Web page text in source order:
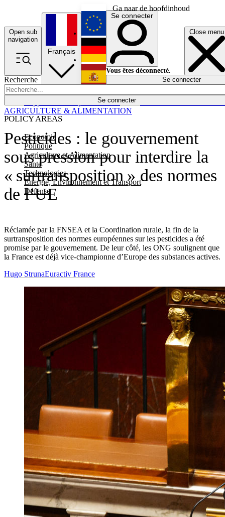
Ga naar de hoofdinhoud
Open sub
navigation
Close menu
Recherche
Se connecter
POLICY AREAS
Economie
Politique
Agriculture et Alimentation
Santé
Technologies
Energie, Environnement et Transport
Défense
Économie
Français
English
Deutsch
Español
Se connecter
Vous êtes déconnecté.
Se connecter
Pesticides : le gouvernement
sous pression pour interdire la
« surtransposition » des normes
de l’UE
Réclamée par la FNSEA et la Coordination rurale, la fin de la
surtransposition des normes européennes sur les pesticides a été
promise par le gouvernement. De leur côté, les ONG soulignent que
la France est déjà vice-championne d’Europe des substances actives.
AGRICULTURE & ALIMENTATION
Hugo StrunaEuractiv France